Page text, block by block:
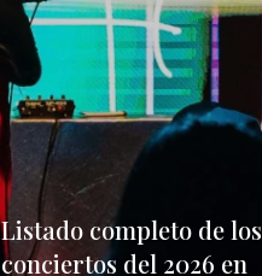
Listado completo de los
conciertos del 2026 en